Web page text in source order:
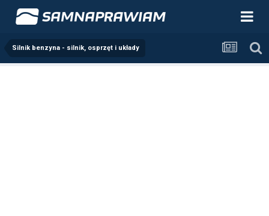
Silnik benzyna - silnik, osprzęt i układy